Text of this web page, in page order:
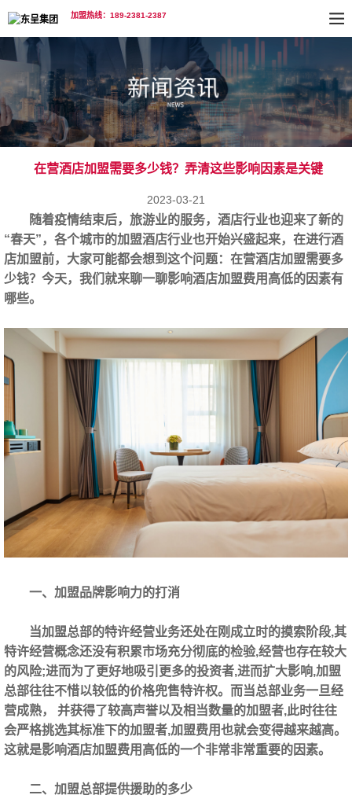
加盟热线：189-2381-2387
在营酒店加盟需要多少钱？弄清这些影响因素是关键
2023-03-21
随着疫情结束后，旅游业的服务，酒店行业也迎来了新的
“春天”，各个城市的加盟酒店行业也开始兴盛起来，在进行酒
店加盟前，大家可能都会想到这个问题：在营酒店加盟需要多
少钱？今天，我们就来聊一聊影响酒店加盟费用高低的因素有
哪些。
一、加盟品牌影响力的打消
当加盟总部的特许经营业务还处在刚成立时的摸索阶段,其
特许经营概念还没有积累市场充分彻底的检验,经营也存在较大
的风险;进而为了更好地吸引更多的投资者,进而扩大影响,加盟
总部往往不惜以较低的价格兜售特许权。而当总部业务一旦经
营成熟， 并获得了较高声誉以及相当数量的加盟者,此时往往
会严格挑选其标准下的加盟者,加盟费用也就会变得越来越高。
这就是影响酒店加盟费用高低的一个非常非常重要的因素。
二、加盟总部提供援助的多少